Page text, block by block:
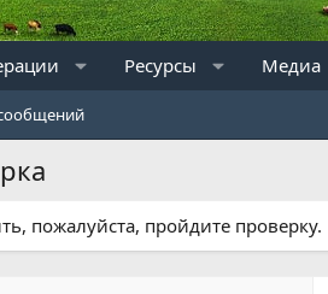
Ресурсы Медиа
пожалуйста, пройдите проверку.